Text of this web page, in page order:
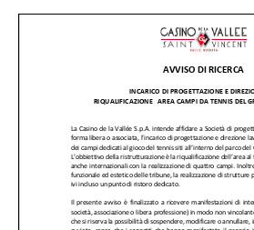
FORNITORI E CONSULENTI
CONTATTI